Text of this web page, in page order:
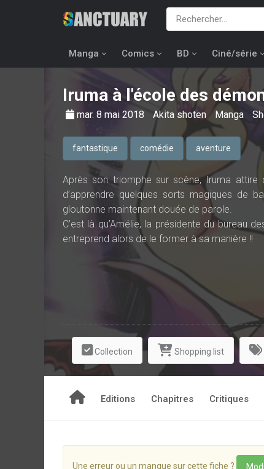
Manga Comics BD Ciné/série
Iruma à l'école des
mar. 8 mai 2018 Akita shoten Manga
fantastique comédie aventure
Après son triomphe sur scène, Iruma
d’apprendre quelques sorts magiques de
gloutonne maintenant douée de parole.
C’est là qu’Amélie, la présidente du bureau
entreprend alors de le former à sa manière !!
Collection Shopping list
Editions Chapitres Critiques
Une erreur ou un manque sur cette fiche ?